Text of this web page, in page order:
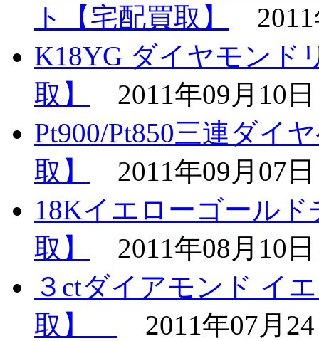
ト【宅配買取】
K18YG ダイヤモン
取】
2011年09月10日
Pt900/Pt850三連ダイ
取】
2011年09月07日
18Kイエローゴール
取】
2011年08月10日
３ctダイアモンド イ
取】
2011年07月